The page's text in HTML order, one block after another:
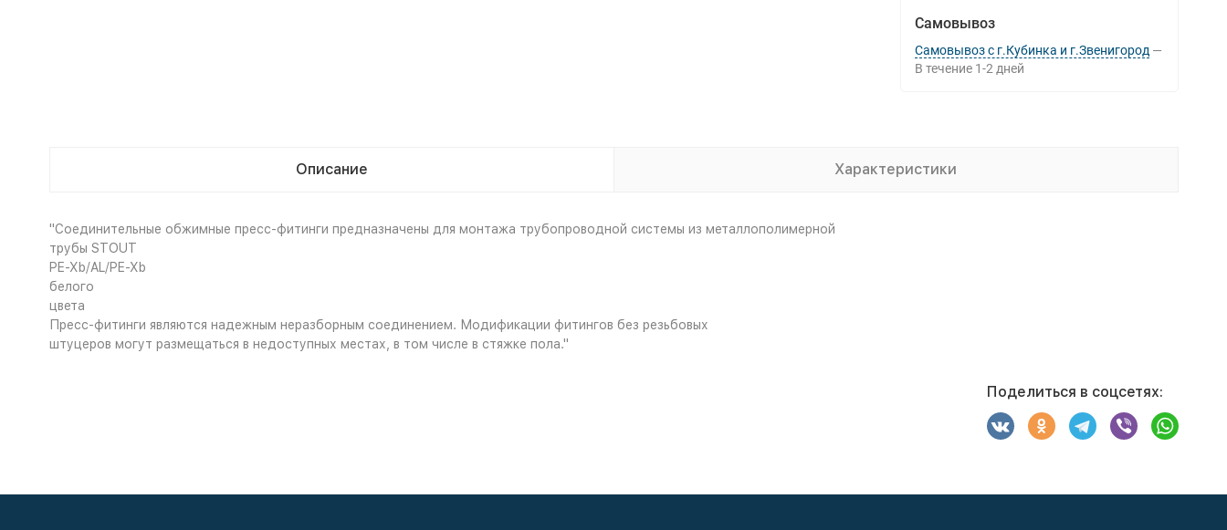
Самовывоз
Самовывоз с г.Кубинка и г.Звенигород
В течение 1-2 дней
Описание Характеристики
"Соединительные обжимные пресс-фитинги предназначены для монтажа трубопроводной системы из металлополимерной
трубы STOUT
PE-Xb/AL/PE-Xb
белого
цвета
Пресс-фитинги являются надежным неразборным соединением. Модификации фитингов без резьбовых
штуцеров могут размещаться в недоступных местах, в том числе в стяжке пола."
Поделиться в соцсетях: